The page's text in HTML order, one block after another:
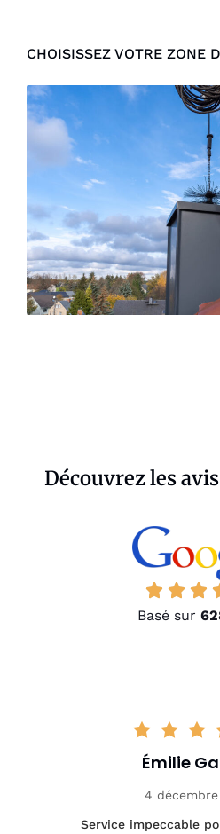
CHOISISSEZ VOTRE ZONE
Découvrez les
Basé sur
Émilie
4
Service impeccable